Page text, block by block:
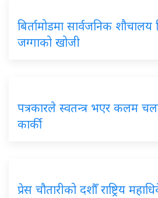
बिर्तामोडमा सार्वजनिक शौचालय
जग्गाको खोजी
पत्रकारले स्वतन्त्र भएर कलम
कार्की
प्रेस चौतारीको दशौँ राष्ट्रिय